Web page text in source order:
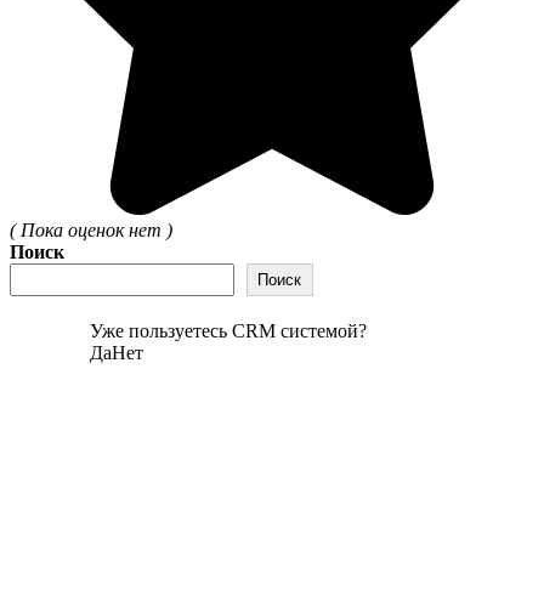
( Пока оценок нет )
Поиск
Поиск
Уже пользуетесь CRM системой?
ДаНет